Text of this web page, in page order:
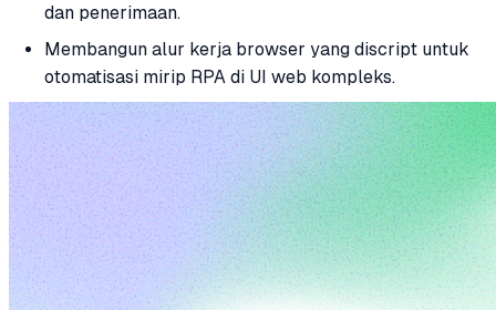
dan penerimaan.
Membangun alur kerja browser yang discript untuk
otomatisasi mirip RPA di UI web kompleks.